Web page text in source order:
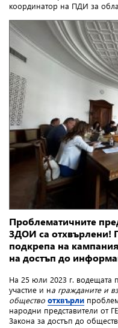
координатор на ПДИ за
Проблематичните
ЗДОИ са отхвърлени!
подкрепа на
на достъп до
На 25 юли 2023 г. водещата
участие и на гражданите и
общество отхвърли
народни представители от
Закона за достъп до